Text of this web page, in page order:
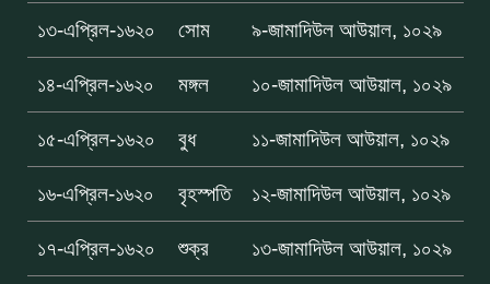
১৩-এপ্রিল-১৬২০ সোম ৯-জামাদিউল আউয়াল, ১০২৯
১৪-এপ্রিল-১৬২০ মঙ্গল ১০-জামাদিউল আউয়াল, ১০২৯
১৫-এপ্রিল-১৬২০ বুধ ১১-জামাদিউল আউয়াল, ১০২৯
১৬-এপ্রিল-১৬২০ বৃহস্পতি ১২-জামাদিউল আউয়াল, ১০২৯
১৭-এপ্রিল-১৬২০ শুক্র ১৩-জামাদিউল আউয়াল, ১০২৯